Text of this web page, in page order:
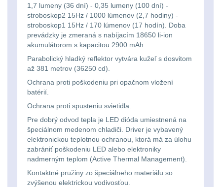
Svítilny
pro
CR123A
nebo
baterie
Čelové
svetlá
186501
14500 / AA / AAA 4
16340 a CR1231
Nabíjačky9
Náhradné diely7
BATOHY A TAŠKY
(1569)
Turistické a expediční38
1,7 lumeny (36 dní) - 0,35 lumeny (100 dní) -
stroboskop2 15Hz / 1000 lúmenov (2,7 hodiny) -
stroboskop1 15Hz / 170 lúmenov (17 hodín). Doba
prevádzky je zmeraná s nabíjacím 18650 li-ion
akumulátorom s kapacitou 2900 mAh.
Parabolický hladký reflektor vytvára kužeľ s dosvitom
až 381 metrov (36250 cd).
Ochrana proti poškodeniu pri opačnom vložení
batérií.
Ochrana proti spusteniu svietidla.
Pre dobrý odvod tepla je LED dióda umiestnená na
špeciálnom medenom chladiči. Driver je vybavený
elektronickou teplotnou ochranou, ktorá má za úlohu
zabrániť poškodeniu LED alebo elektroniky
nadmerným teplom (Active Thermal Management).
Kontaktné pružiny zo špeciálneho materiálu so
zvýšenou elektrickou vodivosťou.